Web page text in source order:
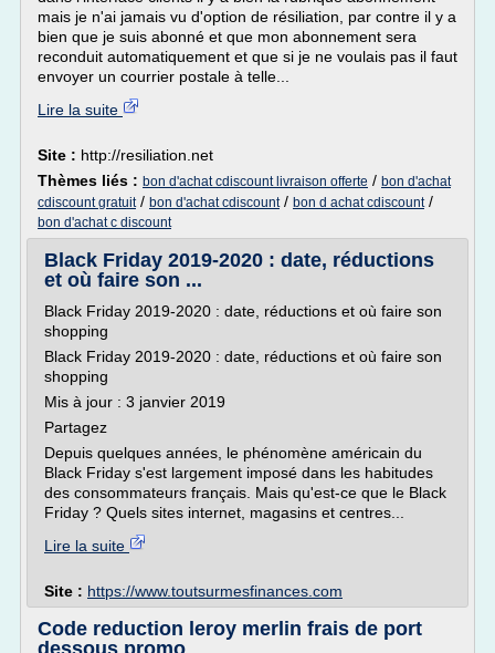
mais je n'ai jamais vu d'option de résiliation, par contre il y a
bien que je suis abonné et que mon abonnement sera
reconduit automatiquement et que si je ne voulais pas il faut
envoyer un courrier postale à telle...
Lire la suite
Site : http://resiliation.net
Thèmes liés : bon d'achat cdiscount livraison offerte / bon d'achat
cdiscount gratuit/ bon d'achat cdiscount/ bon d achat cdiscount/
bon d'achat c discount
Black Friday 2019-2020 : date, réductions
et où faire son ...
Black Friday 2019-2020 : date, réductions et où faire son
shopping
Black Friday 2019-2020 : date, réductions et où faire son
shopping
Mis à jour : 3 janvier 2019
Partagez
Depuis quelques années, le phénomène américain du
Black Friday s'est largement imposé dans les habitudes
des consommateurs français. Mais qu'est-ce que le Black
Friday ? Quels sites internet, magasins et centres...
Lire la suite
Site : https://www.toutsurmesfinances.com
Code reduction leroy merlin frais de port
dessous promo